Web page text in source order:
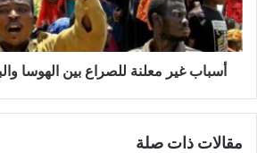
أسباب غير معلنة للصراع بين الهوسا
مقالات ذات صلة